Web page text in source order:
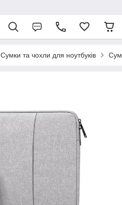
Сумки та чохли для ноутбуків